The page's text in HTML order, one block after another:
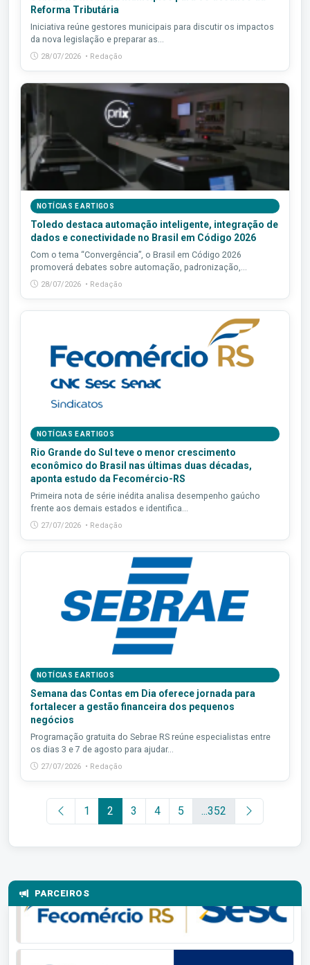
Reforma Tributária
Iniciativa reúne gestores municipais para discutir os impactos
da nova legislação e preparar as...
28/07/2026 • Redação
NOTÍCIAS E ARTIGOS
Toledo destaca automação inteligente, integração de
dados e conectividade no Brasil em Código 2026
Com o tema “Convergência”, o Brasil em Código 2026
promoverá debates sobre automação, padronização,...
28/07/2026 • Redação
NOTÍCIAS E ARTIGOS
Rio Grande do Sul teve o menor crescimento
econômico do Brasil nas últimas duas décadas,
aponta estudo da Fecomércio-RS
Primeira nota de série inédita analisa desempenho gaúcho
frente aos demais estados e identifica...
27/07/2026 • Redação
NOTÍCIAS E ARTIGOS
Semana das Contas em Dia oferece jornada para
fortalecer a gestão financeira dos pequenos
negócios
Programação gratuita do Sebrae RS reúne especialistas entre
os dias 3 e 7 de agosto para ajudar...
27/07/2026 • Redação
1 2 3 4 5 ...352
PARCEIROS